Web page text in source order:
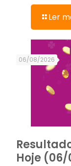
Ler
06/08/2026
Hoje